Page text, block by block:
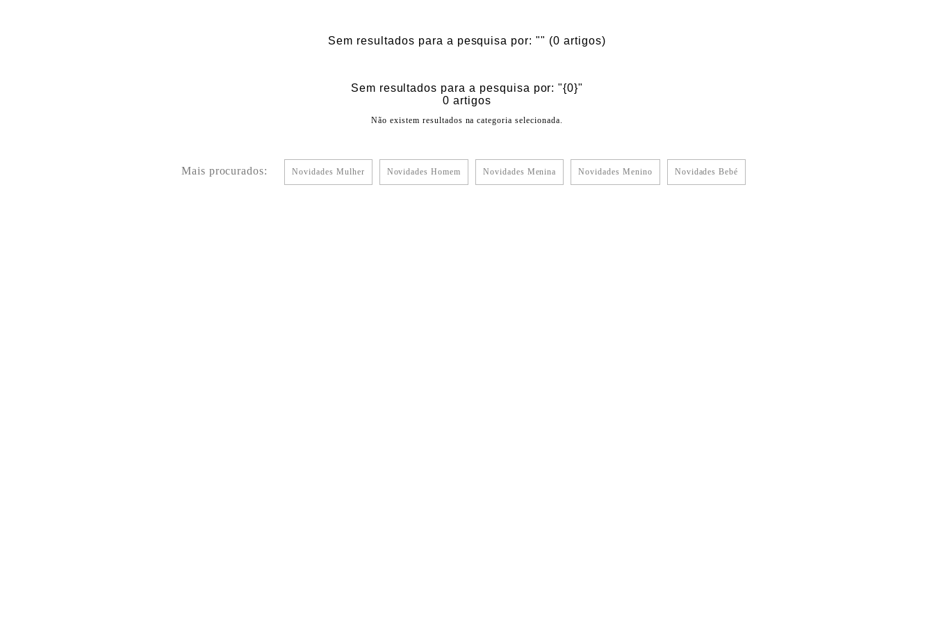
Sem resultados para a pesquisa por: "" (0 artigos)
Sem resultados para a pesquisa por: "{0}"
0 artigos
Não existem resultados na categoria selecionada.
Mais procurados: Novidades Mulher Novidades Homem Novidades Menina Novidades Menino Novidades Bebé